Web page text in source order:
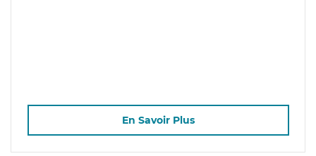
En Savoir Plus